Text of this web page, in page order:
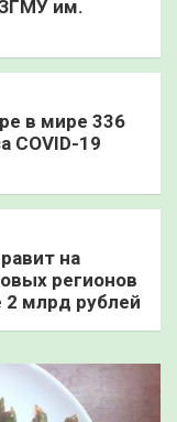
им.
в мире 336
COVID-19
на
регионов
2 млрд рублей